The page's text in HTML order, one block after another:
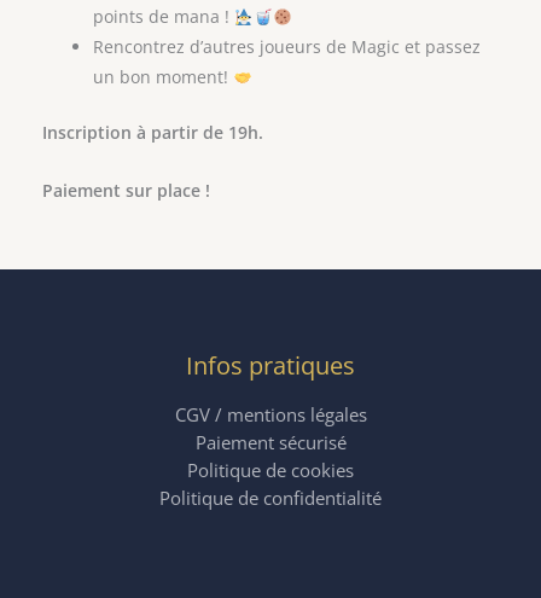
points de mana !
Rencontrez d’autres joueurs de Magic et passez
un bon moment!
Inscription à partir de 19h.
Paiement sur place !
Infos pratiques
CGV / mentions légales
Paiement sécurisé
Politique de cookies
Politique de confidentialité